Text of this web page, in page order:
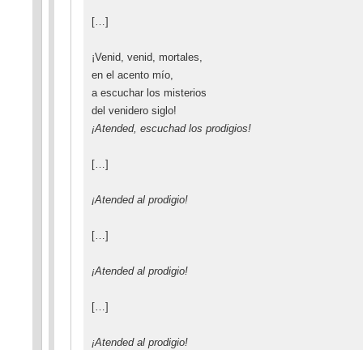
[…]
¡Venid, venid, mortales,
en el acento mío,
a escuchar los misterios
del venidero siglo!
¡Atended, escuchad los prodigios!
[…]
¡Atended al prodigio!
[…]
¡Atended al prodigio!
[…]
¡Atended al prodigio!